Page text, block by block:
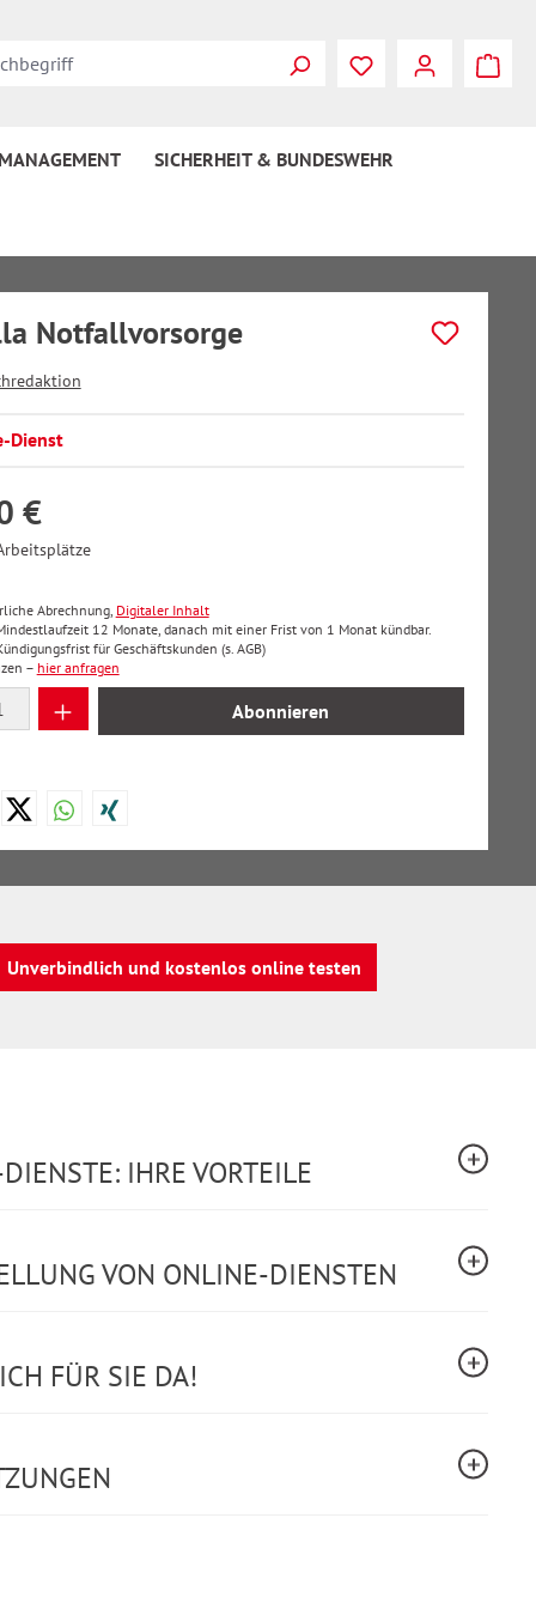
SICHERHEIT & BUNDESWEHR
Notfallvorsorge
Dienst
€
Abrechnung, Digitaler Inhalt
12 Monate, danach mit einer Frist von 1 Monat kündbar.
für Geschäftskunden (s. AGB)
– hier anfragen
Anzahl: Gib den gewünschten Wert ein
Abonnieren
Unverbindlich und kostenlos online testen
IHRE VORTEILE
VON ONLINE-DIENSTEN
FÜR SIE DA!